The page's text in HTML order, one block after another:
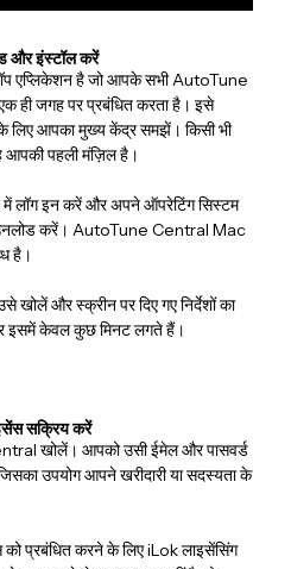
और इंस्टॉल करें
एप्लिकेशन है जो आपके सभी AutoTune
ही जगह पर प्रबंधित करता है। इसे
लिए आपका मुख्य केंद्र समझें। किसी भी
आपकी पहली मंज़िल है।
लॉग इन करें और अपने ऑपरेटिंग सिस्टम
करें। AutoTune Central Mac
है।
खोलें और स्क्रीन पर दिए गए निर्देशों का
इसमें केवल कुछ मिनट लगते हैं।
सक्रिय करें
खोलें। आपको उसी ईमेल और पासवर्ड
उपयोग आपने खरीदारी या सदस्यता के
प्रबंधित करने के लिए iLok लाइसेंसिंग